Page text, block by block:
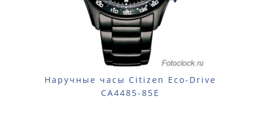
Наручные часы Citizen Eco-Drive
CA4485-85E